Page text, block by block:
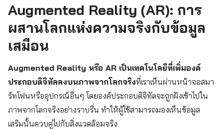
Augmented Reality (AR): การ
ผสานโลกแห่งความจริงกับข้อมูล
เสมือน
Augmented Reality หรือ AR เป็นเทคโนโลยีที่เพิ่มองค์
ประกอบดิจิทัลลงบนภาพจากโลกจริงที่เราเห็นผ่านหน้าจอสมา
ร์ทโฟนหรืออุปกรณ์อื่นๆ โดยองค์ประกอบดิจิทัลจะถูกฝังเข้าไปใน
ภาพจากโลกจริงอย่างราบรื่น ทำให้ผู้ใช้สามารถมองเห็นข้อมูล
เสริมนั้นควบคู่ไปกับสิ่งแวดล้อมจริง